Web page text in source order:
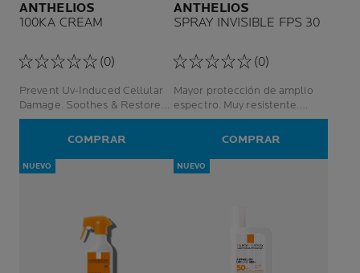
ANTHELIOS
100KA CREAM
(0)
Prevent Uv-Induced Cellular
Damage. Soothes & Restores
The Skin Barrier.
COMPRAR
ANTHELIOS
SPRAY INVISIBLE FPS 30
(0)
Mayor protección de amplio
espectro. Muy resistente.
Acabado ligero.
COMPRAR
NUEVO NUEVO